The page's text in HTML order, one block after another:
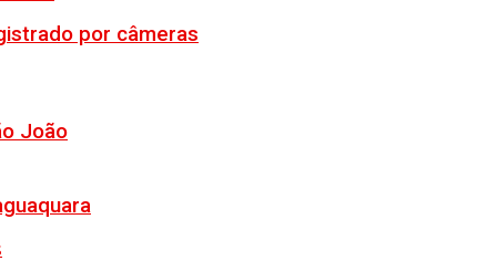
João
por câmeras